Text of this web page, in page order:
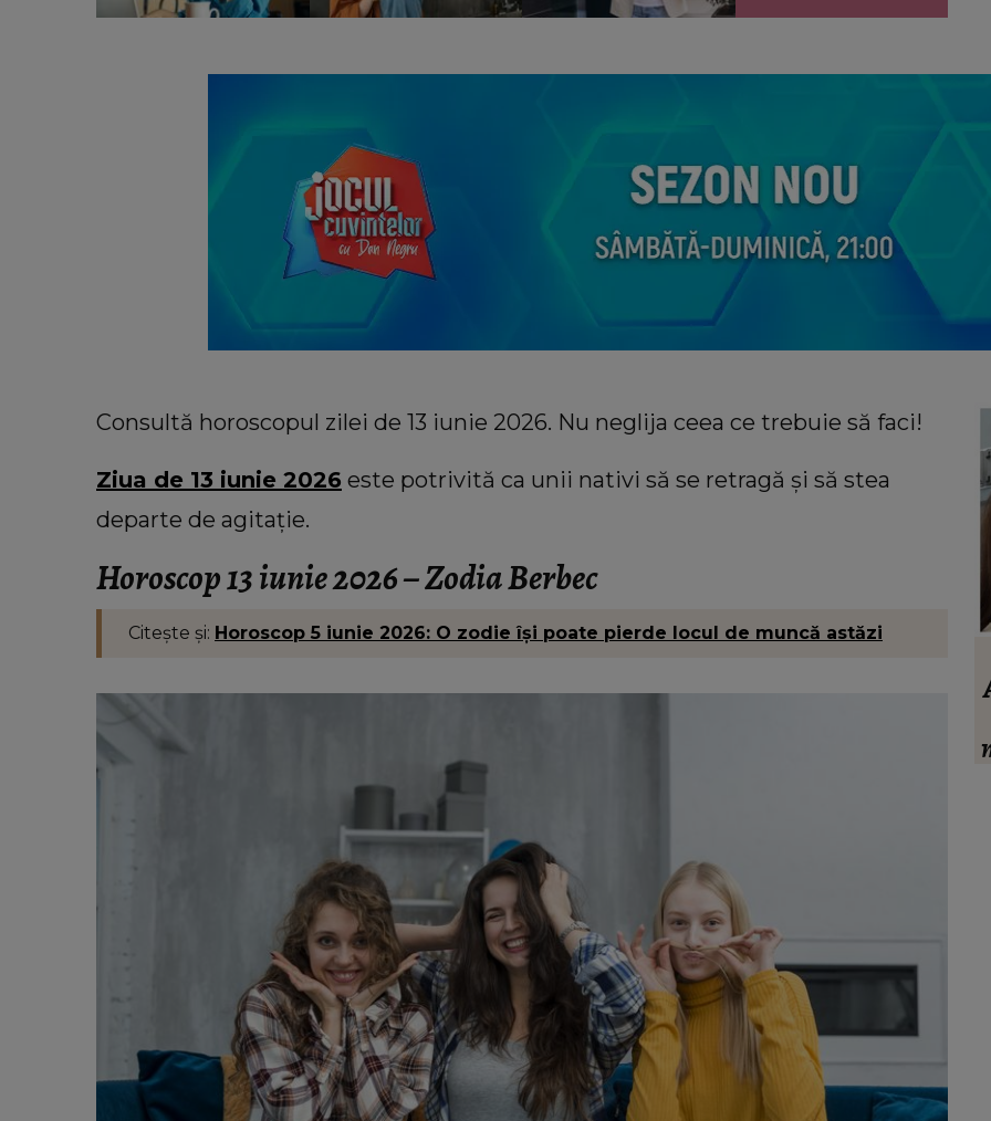
Consultă horoscopul zilei de 13 iunie 2026. Nu neglija ceea ce trebuie să faci!
Ziua de 13 iunie 2026 este potrivită ca unii nativi să se retragă și să stea
departe de agitație.
Horoscop 13 iunie 2026 – Zodia Berbec
Citește și: Horoscop 5 iunie 2026: O zodie își poate pierde locul de muncă astăzi
O zodie Bella Santiago și soțul ei au trecut prin
Grecia. Ce a pățit artista: „Îmi pare
rău!”
Alina Pușcău, noi detalii despre lupta